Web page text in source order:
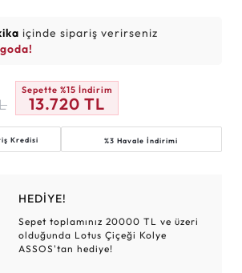
içinde sipariş verirseniz
Sepette %15 İndirim
13.720 TL
Kredisi %3 Havale İndirimi
HEDİYE!
Sepet toplamınız 20000 TL ve üzeri
olduğunda Lotus Çiçeği Kolye
ASSOS'tan hediye!